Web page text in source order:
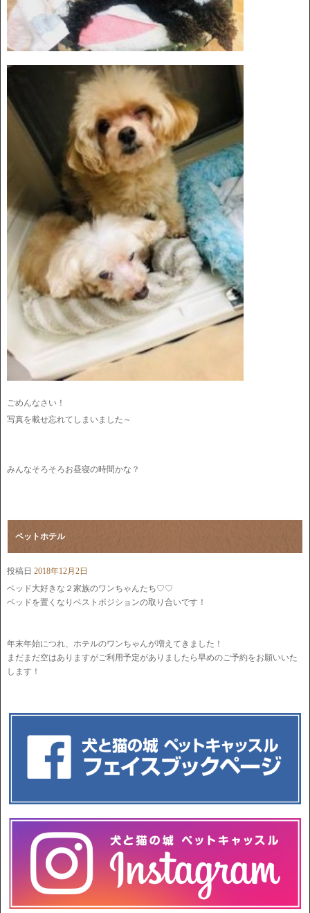
ごめんなさい！
写真を載せ忘れてしまいました～
みんなそろそろお昼寝の時間かな？
ペットホテル
投稿日 2018年12月2日
ベッド大好きな２家族のワンちゃんたち♡♡
ベッドを置くなりベストポジションの取り合いです！
年末年始につれ、ホテルのワンちゃんが増えてきました！
まだまだ空はありますがご利用予定がありましたら早めのご予約をお願いいた
します！